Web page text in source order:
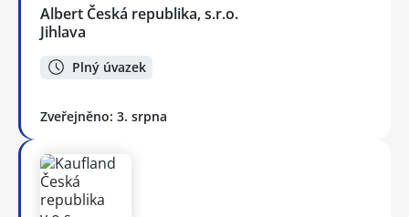
Albert Česká republika, s.r.o.
Jihlava
Plný úvazek
Zveřejněno: 3. srpna